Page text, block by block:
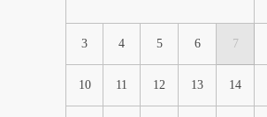
3 4 5 6 7
10 11 12 13 14